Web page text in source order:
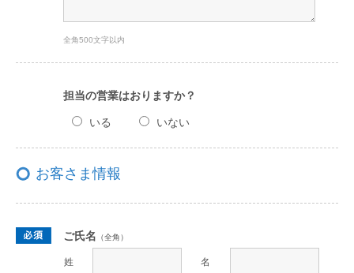
全角500文字以内
担当の営業はおりますか？
いる いない
お客さま情報
ご氏名 （全角）
姓 名